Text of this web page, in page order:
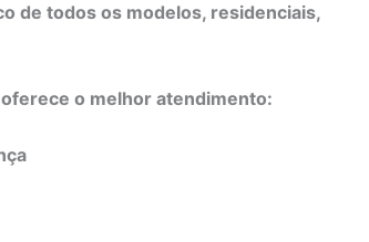
de todos os modelos, residenciais,
o melhor atendimento: